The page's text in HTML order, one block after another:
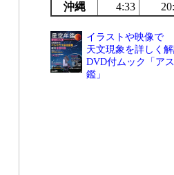
沖縄
4:33
イラストや映像で
天文現象を詳しく解
DVD付ムック「ア
鑑」